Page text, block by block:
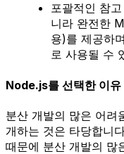
포괄적인 참
니라 완전한
용)를 제공하
로 사용될 수
Node.js를 선택한 이유
분산 개발의 많은 어려
개하는 것은 타당합니
때문에 분산 개발의 많